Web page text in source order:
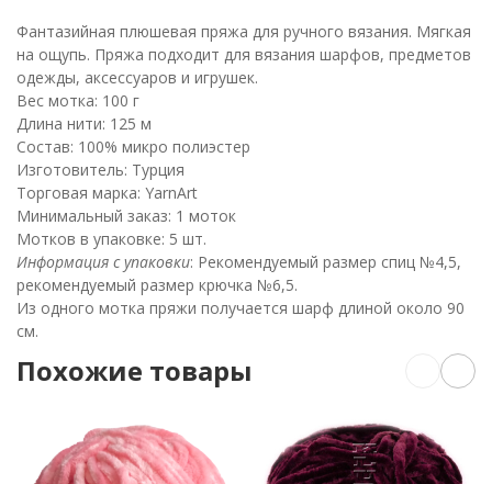
Фантазийная плюшевая пряжа для ручного вязания. Мягкая
на ощупь. Пряжа подходит для вязания шарфов, предметов
одежды, аксессуаров и игрушек.
Вес мотка: 100 г
Длина нити: 125 м
Состав: 100% микро полиэстер
Изготовитель: Турция
Торговая марка: YarnArt
Минимальный заказ: 1 моток
Мотков в упаковке: 5 шт.
Информация с упаковки: Рекомендуемый размер спиц №4,5,
рекомендуемый размер крючка №6,5.
Из одного мотка пряжи получается шарф длиной около 90
см.
Похожие товары